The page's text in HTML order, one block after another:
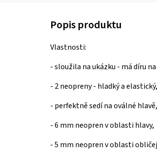
Vlastnosti:
- sloužila na ukázku - má díru
- 2 neopreny - hladký a elastický,
- perfektně sedí na oválné hlavě,
-6 mm neopren v oblasti hlavy,
-5 mm neopren v oblasti